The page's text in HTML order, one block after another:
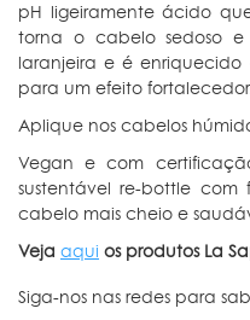
pH ligeiramente ácido
torna o cabelo sedoso
laranjeira e é
para um efeito
Aplique nos cabelos
Vegan e com
sustentável re-bottle com
cabelo mais cheio e
Veja aqui os produtos La
Siga-nos nas redes para